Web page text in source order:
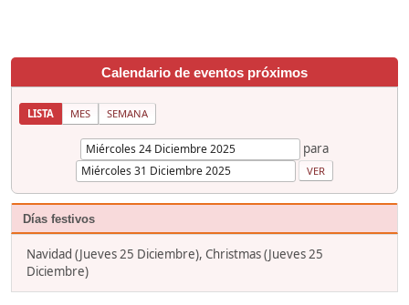
Calendario de eventos próximos
LISTA MES SEMANA
para
Días festivos
Navidad (Jueves 25 Diciembre), Christmas (Jueves 25
Diciembre)